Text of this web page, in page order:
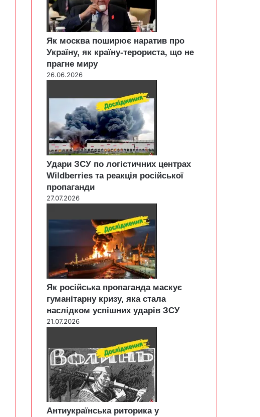
Як москва поширює наратив про
Україну, як країну-терориста, що не
прагне миру
26.06.2026
Удари ЗСУ по логістичних центрах
Wildberries та реакція російської
пропаганди
27.07.2026
Як російська пропаганда маскує
гуманітарну кризу, яка стала
наслідком успішних ударів ЗСУ
21.07.2026
Антиукраїнська риторика у